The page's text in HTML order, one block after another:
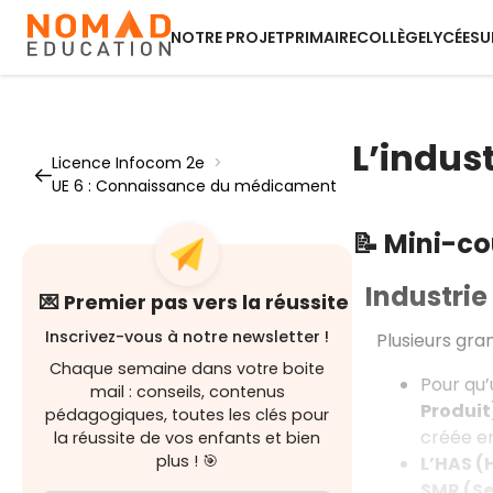
NOTRE PROJETPRIMAIRECOLLÈGELYCÉE
Licence Infocom 2e >
UE 6 : Connaissance du médicament
💌 Premier pas vers la réussite
Inscrivez-vous à notre newsletter !
Chaque semaine dans votre boite
mail : conseils, contenus
pédagogiques, toutes les clés pour
la réussite de vos enfants et bien
plus ! 🎯
📝 Mini-
Plusieurs
Pour
créée
L’HAS